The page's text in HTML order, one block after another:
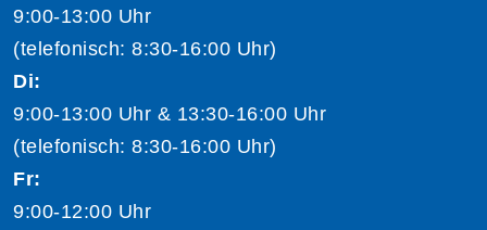
9:00-13:00 Uhr
(telefonisch: 8:30-16:00 Uhr)
Di:
9:00-13:00 Uhr & 13:30-16:00 Uhr
(telefonisch: 8:30-16:00 Uhr)
Fr:
9:00-12:00 Uhr